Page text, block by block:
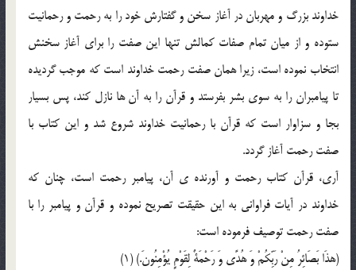
خداوند بزرگ و مهربان در آغاز سخن و گفتارش خود را به رحمت و رحمانيت
ستوده و از ميان تمام صفات کمالش تنها اين صفت را براي آغاز سخنش
انتخاب نموده است، زيرا همان صفت رحمت خداوند است که موجب گرديده
تا پيامبران را به سوي بشر بفرستد و قرآن را به آن ها نازل کند، پس بسيار
بجا و سزاوار است که قرآن با رحمانيت خداوند شروع شد و اين کتاب با
صفت رحمت آغاز گردد.
آري، قرآن کتاب رحمت و آورنده ي آن، پيامبر رحمت است، چنان که
خداوند در آيات فراواني به اين حقيقت تصريح نموده و قرآن و پيامبر را با
صفت رحمت توصيف فرموده است:
(هذَا بَصَائِرُ مِنْ رَبِّکُمْ وَ هُدًى وَ رَحْمَةٌ لِقَوْمٍ يُؤْمِنُونَ‌.) (1)